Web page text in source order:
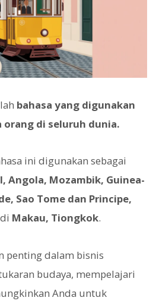
bahasa yang digunakan
di seluruh dunia.
ini digunakan sebagai
Angola, Mozambik, Guinea-
Sao Tome dan Principe,
Makau, Tiongkok.
penting dalam bisnis
budaya, mempelajari
Anda untuk